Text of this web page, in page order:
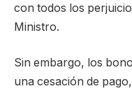
con todos los
Ministro.
Sin embargo, los
una cesación de